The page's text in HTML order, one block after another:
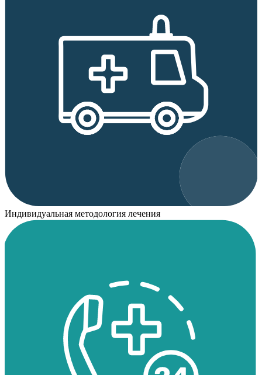
Индивидуальная методология лечения